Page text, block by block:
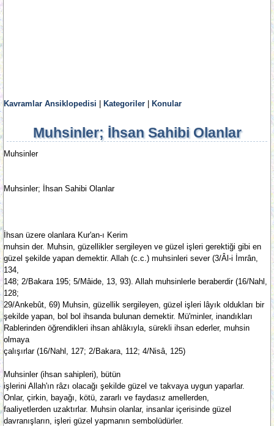
Kavramlar Ansiklopedisi Kategoriler Konular
Muhsinler; İhsan Sahibi Olanlar
Muhsinler
Muhsinler; İhsan Sahibi Olanlar
İhsan üzere olanlara Kur'an-ı Kerim
muhsin der. Muhsin, güzellikler sergileyen ve güzel işleri gerektiği gibi en
güzel şekilde yapan demektir. Allah (c.c.) muhsinleri sever (3/Âl-i İmrân,
134,
148; 2/Bakara 195; 5/Mâide, 13, 93). Allah muhsinlerle beraberdir (16/Nahl,
128;
29/Ankebût, 69) Muhsin, güzellik sergileyen, güzel işleri lâyık oldukları bir
şekilde yapan, bol bol ihsanda bulunan demektir. Mü'minler, inandıkları
Rablerinden öğrendikleri ihsan ahlâkıyla, sürekli ihsan ederler, muhsin
olmaya
çalışırlar (16/Nahl, 127; 2/Bakara, 112; 4/Nisâ, 125)
Muhsinler (ihsan sahipleri), bütün
işlerini Allah'ın râzı olacağı şekilde güzel ve takvaya uygun yaparlar.
Onlar, çirkin, bayağı, kötü, zararlı ve faydasız amellerden,
faaliyetlerden uzaktırlar. Muhsin olanlar, insanlar içerisinde güzel
davranışların, işleri güzel yapmanın sembolüdürler.